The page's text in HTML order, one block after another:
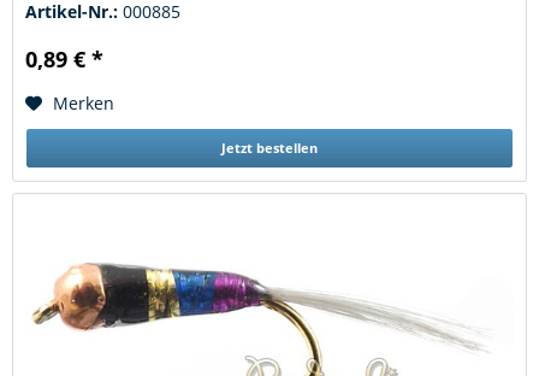
Artikel-Nr.: 000885
0,89 € *
Merken
Jetzt bestellen